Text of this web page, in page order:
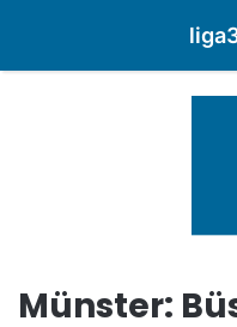
Münster: